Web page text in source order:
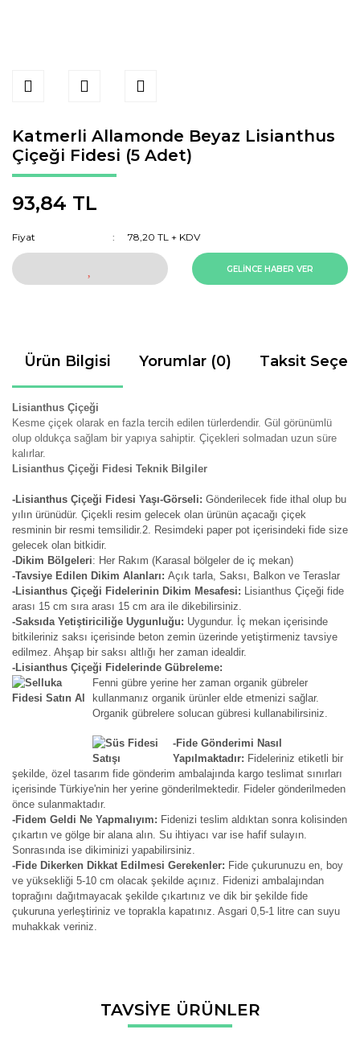
Katmerli Allamonde Beyaz Lisianthus
Çiçeği Fidesi (5 Adet)
93,84 TL
Fiyat 78,20 TL + KDV
GELİNCE HABER VER
Ürün Bilgisi Yorumlar (0) Taksit
Lisianthus Çiçeği
Kesme çiçek olarak en fazla tercih edilen türlerdendir. Gül görünümlü
olup oldukça sağlam bir yapıya sahiptir. Çiçekleri solmadan uzun süre
kalırlar.
Lisianthus Çiçeği Fidesi Teknik Bilgiler
-Lisianthus Çiçeği Fidesi Yaşı-Görseli: Gönderilecek fide ithal olup bu
yılın ürünüdür. Çiçekli resim gelecek olan ürünün açacağı çiçek
resminin bir resmi temsilidir.2. Resimdeki paper pot içerisindeki fide size
gelecek olan bitkidir.
-Dikim Bölgeleri: Her Rakım (Karasal bölgeler de iç mekan)
-Tavsiye Edilen Dikim Alanları: Açık tarla, Saksı, Balkon ve Teraslar
-Lisianthus Çiçeği Fidelerinin Dikim Mesafesi: Lisianthus Çiçeği fide
arası 15 cm sıra arası 15 cm ara ile dikebilirsiniz.
-Saksıda Yetiştiriciliğe Uygunluğu: Uygundur. İç mekan içerisinde
bitkileriniz saksı içerisinde beton zemin üzerinde yetiştirmeniz tavsiye
edilmez. Ahşap bir saksı altlığı her zaman idealdir.
-Lisianthus Çiçeği Fidelerinde Gübreleme:
Fenni gübre yerine her zaman organik gübreler
kullanmanız organik ürünler elde etmenizi sağlar.
Organik gübrelere solucan gübresi kullanabilirsiniz.
-Fide Gönderimi Nasıl
Yapılmaktadır: Fideleriniz etiketli bir
şekilde, özel tasarım fide gönderim ambalajında kargo teslimat sınırları
içerisinde Türkiye'nin her yerine gönderilmektedir. Fideler gönderilmeden
önce sulanmaktadır.
-Fidem Geldi Ne Yapmalıyım: Fidenizi teslim aldıktan sonra kolisinden
çıkartın ve gölge bir alana alın. Su ihtiyacı var ise hafif sulayın.
Sonrasında ise dikiminizi yapabilirsiniz.
-Fide Dikerken Dikkat Edilmesi Gerekenler: Fide çukurunuzu en, boy
ve yüksekliği 5-10 cm olacak şekilde açınız. Fidenizi ambalajından
toprağını dağıtmayacak şekilde çıkartınız ve dik bir şekilde fide
çukuruna yerleştiriniz ve toprakla kapatınız. Asgari 0,5-1 litre can suyu
muhakkak veriniz.
Bu ürüne ilk yorumu siz yapın!
Bu ürünün fiyat bilgisi, resim, ürün açıklamalarında ve diğer
konularda yetersiz gördüğünüz noktaları öneri formunu
TAVSİYE ÜRÜNLER